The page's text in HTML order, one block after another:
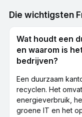
Die wichtigsten
Wat houdt een
en waarom is
bedrijven?
Een duurzaam
recyclen. Het
energieverbruik,
groene IT en het